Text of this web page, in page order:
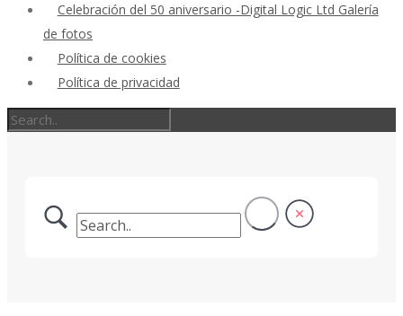
Celebración del 50 aniversario -Digital Logic Ltd Galería
de fotos
Política de cookies
Política de privacidad